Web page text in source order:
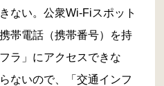
ない。公衆Wi-Fiスポット
帯電話（携帯番号）を持
ラ」にアクセスできな
ないので、「交通インフ